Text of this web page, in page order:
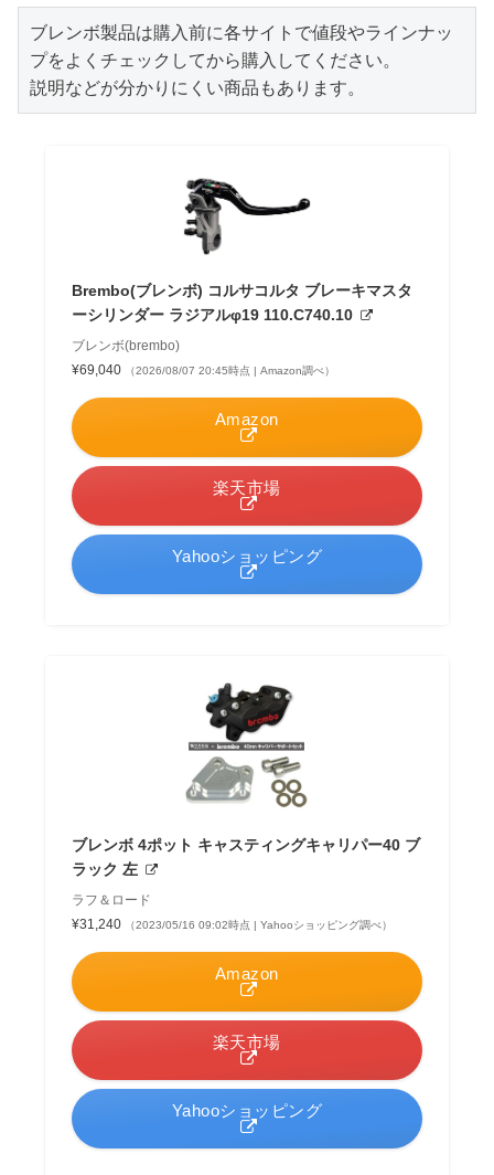
ブレンボ製品は購入前に各サイトで値段やラインナッ
プをよくチェックしてから購入してください。
説明などが分かりにくい商品もあります。
Brembo(ブレンボ) コルサコルタ ブレーキマスタ
ーシリンダー ラジアルφ19 110.C740.10
ブレンボ(brembo)
¥69,040
（2026/08/07 20:45時点 | Amazon調べ）
Amazon
楽天市場
Yahooショッピング
ブレンボ 4ポット キャスティングキャリパー40 ブ
ラック 左
ラフ＆ロード
¥31,240
（2023/05/16 09:02時点 | Yahooショッピング調べ）
Amazon
楽天市場
Yahooショッピング